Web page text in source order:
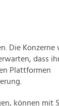
Die Konzerne
dass
Plattformen
können mit